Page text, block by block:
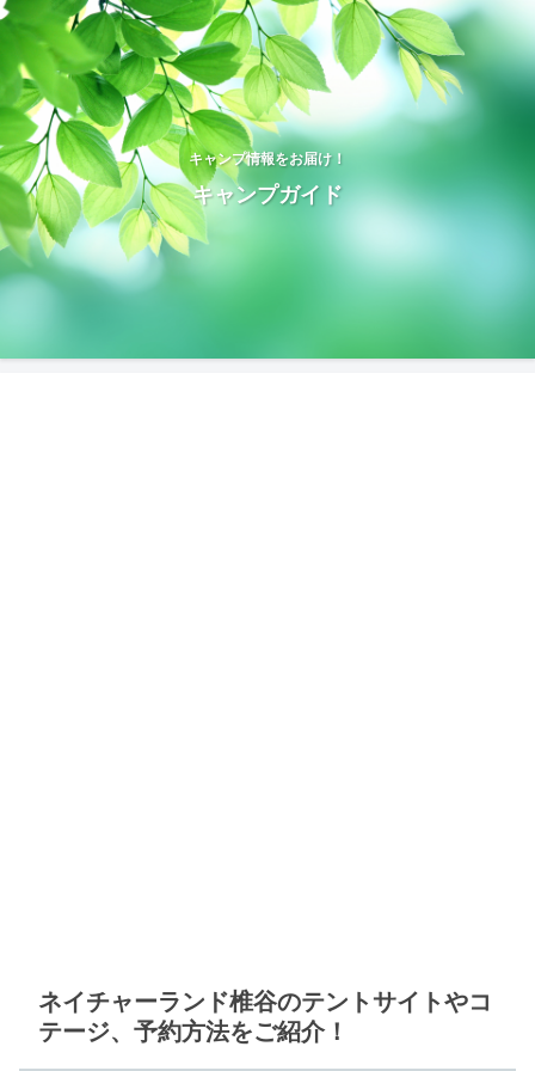
キャンプ情報をお届け！
キャンプガイド
ネイチャーランド椎谷のテントサイトやコ
テージ、予約方法をご紹介！